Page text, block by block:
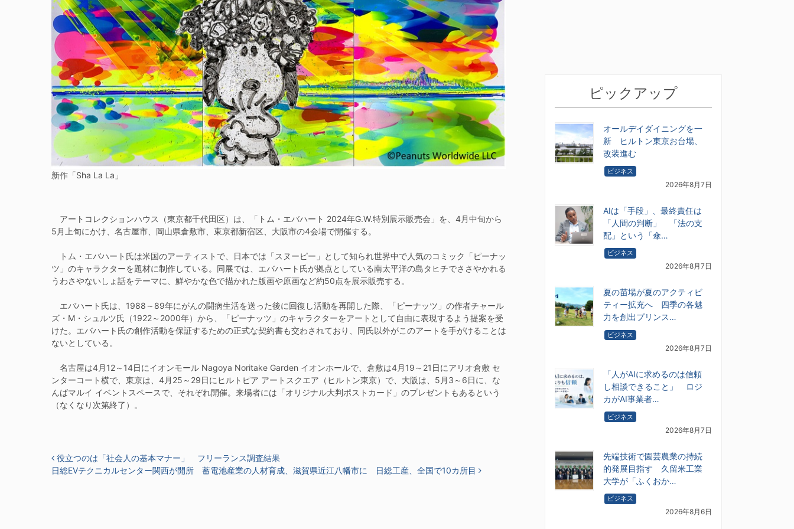
新作「Sha La La」
アートコレクションハウス（東京都千代田区）は、「トム・エバハート 2024年G.W.特別展示販売会」を、4月中旬から
5月上旬にかけ、名古屋市、岡山県倉敷市、東京都新宿区、大阪市の4会場で開催する。
トム・エバハート氏は米国のアーティストで、日本では「スヌーピー」として知られ世界中で人気のコミック「ピーナッ
ツ」のキャラクターを題材に制作している。同展では、エバハート氏が拠点としている南太平洋の島タヒチでささやかれる
うわさやないしょ話をテーマに、鮮やかな色で描かれた版画や原画など約50点を展示販売する。
エバハート氏は、1988～89年にがんの闘病生活を送った後に回復し活動を再開した際、「ピーナッツ」の作者チャール
ズ・M・シュルツ氏（1922～2000年）から、「ピーナッツ」のキャラクターをアートとして自由に表現するよう提案を受
けた。エバハート氏の創作活動を保証するための正式な契約書も交わされており、同氏以外がこのアートを手がけることは
ないとしている。
名古屋は4月12～14日にイオンモール Nagoya Noritake Garden イオンホールで、倉敷は4月19～21日にアリオ倉敷 セ
ンターコート横で、東京は、4月25～29日にヒルトピア アートスクエア（ヒルトン東京）で、大阪は、5月3～6日に、な
んばマルイ イベントスペースで、それぞれ開催。来場者には「オリジナル大判ポストカード」のプレゼントもあるという
（なくなり次第終了）。
投稿ナビゲーション
役立つのは「社会人の基本マナー」 フリーランス調査結果
日総EVテクニカルセンター関西が開所 蓄電池産業の人材育成、滋賀県近江八幡市に 日総工産、全国で10カ所目
ピックアップ
オールデイダイニングを一
新 ヒルトン東京お台場、
改装進む
ビジネス
2026年8月7日
AIは「手段」、最終責任は
「人間の判断」 「法の支
配」という「傘…
ビジネス
2026年8月7日
夏の苗場が夏のアクティビ
ティー拡充へ 四季の各魅
力を創出プリンス…
ビジネス
2026年8月7日
「人がAIに求めるのは信頼
し相談できること」 ロジ
カがAI事業者…
ビジネス
2026年8月7日
先端技術で園芸農業の持続
的発展目指す 久留米工業
大学が「ふくおか…
ビジネス
2026年8月6日